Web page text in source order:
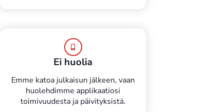
Ei huolia
Emme katoa julkaisun jälkeen, vaan
huolehdimme applikaatiosi
toimivuudesta ja päivityksistä.